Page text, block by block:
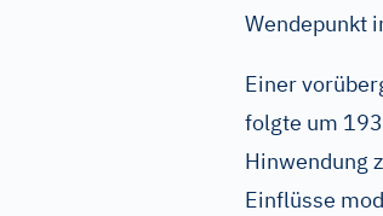
Wendepunkt
Einer
folgte um
Hinwendung
Einflüsse